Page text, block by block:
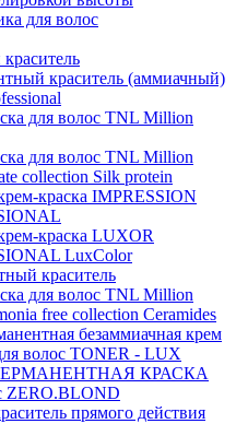
для волос
краситель (аммиачный)
для волос TNL Million
для волос TNL Million
collection Silk protein
краска IMPRESSION
краска LUXOR
LuxColor
краситель
для волос TNL Million
free collection Ceramides
безаммиачная крем
волос TONER - LUX
КРАСКА
ZERO.BLOND
прямого действия